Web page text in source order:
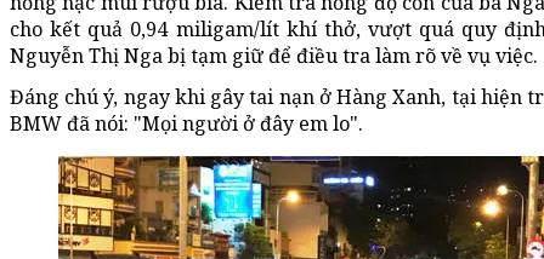
cho kết quả 0,94 miligam/lít khí thở, vượt quá quy
Nguyễn Thị Nga bị tạm giữ để điều tra làm rõ về vụ việc.
Đáng chú ý, ngay khi gây tai nạn ở Hàng Xanh, tại hiện
BMW đã nói: "Mọi người ở đây em lo".